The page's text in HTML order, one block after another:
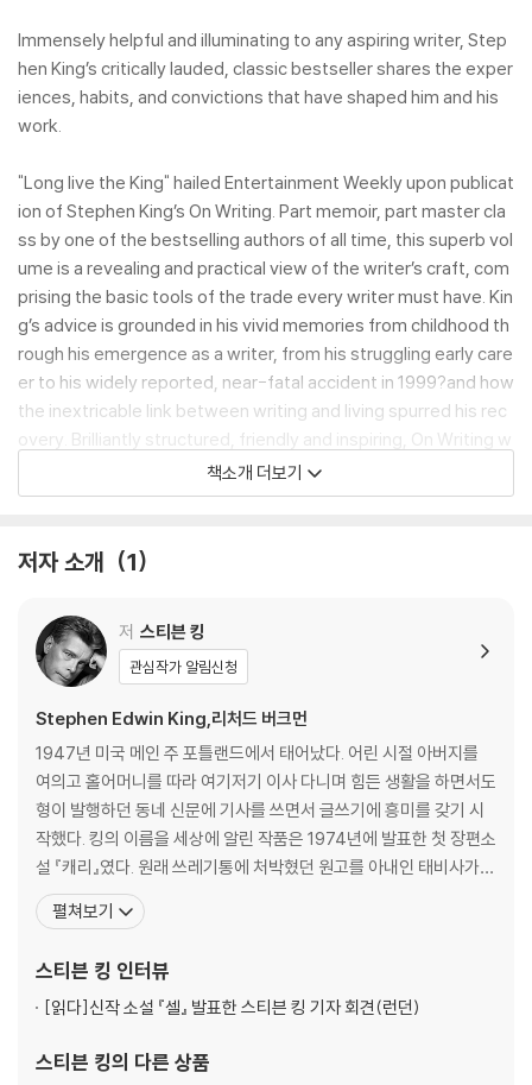
Immensely helpful and illuminating to any aspiring writer, Step
hen King’s critically lauded, classic bestseller shares the exper
iences, habits, and convictions that have shaped him and his
work.
"Long live the King" hailed Entertainment Weekly upon publicat
ion of Stephen King’s On Writing. Part memoir, part master cla
ss by one of the bestselling authors of all time, this superb vol
ume is a revealing and practical view of the writer’s craft, com
prising the basic tools of the trade every writer must have. Kin
g’s advice is grounded in his vivid memories from childhood th
rough his emergence as a writer, from his struggling early care
er to his widely reported, near-fatal accident in 1999?and how
the inextricable link between writing and living spurred his rec
overy. Brilliantly structured, friendly and inspiring, On Writing w
ill empower and entertain everyone who reads it?fans, writer
s, and anyone who loves a great story well told.
책소개 더보기
저자 소개 1
저 스티븐 킹
관심작가 알림신청
Stephen Edwin King,리처드 버크먼
1947년 미국 메인 주 포틀랜드에서 태어났다. 어린 시절 아버지를
여의고 홀어머니를 따라 여기저기 이사 다니며 힘든 생활을 하면서도
형이 발행하던 동네 신문에 기사를 쓰면서 글쓰기에 흥미를 갖기 시
작했다. 킹의 이름을 세상에 알린 작품은 1974년에 발표한 첫 장편소
설 『캐리』였다. 원래 쓰레기통에 처박혔던 원고를 아내인 태비사가
설득하여 고쳐 쓴 이 작품으로 킹은 작가로서 경력을 쌓기 시작했고,
이후 30여 년간 500여 편의 작품을 발표하여 모든 책이 전 세계적인
작품들은 지금까지 33개 언어로 번역되
펼쳐보기
스티븐 킹 인터뷰
[읽다]신작 소설 『셀』 발표한 스티븐 킹 기자 회견(런던)
스티븐 킹의 다른 상품